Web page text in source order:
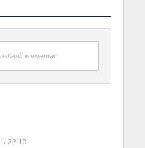
komentar
22:10